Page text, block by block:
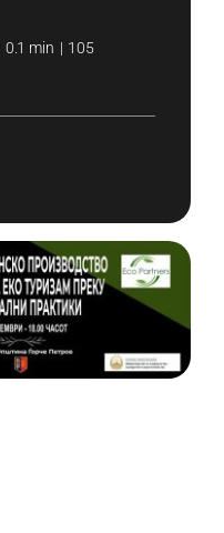
0.1 min | 105